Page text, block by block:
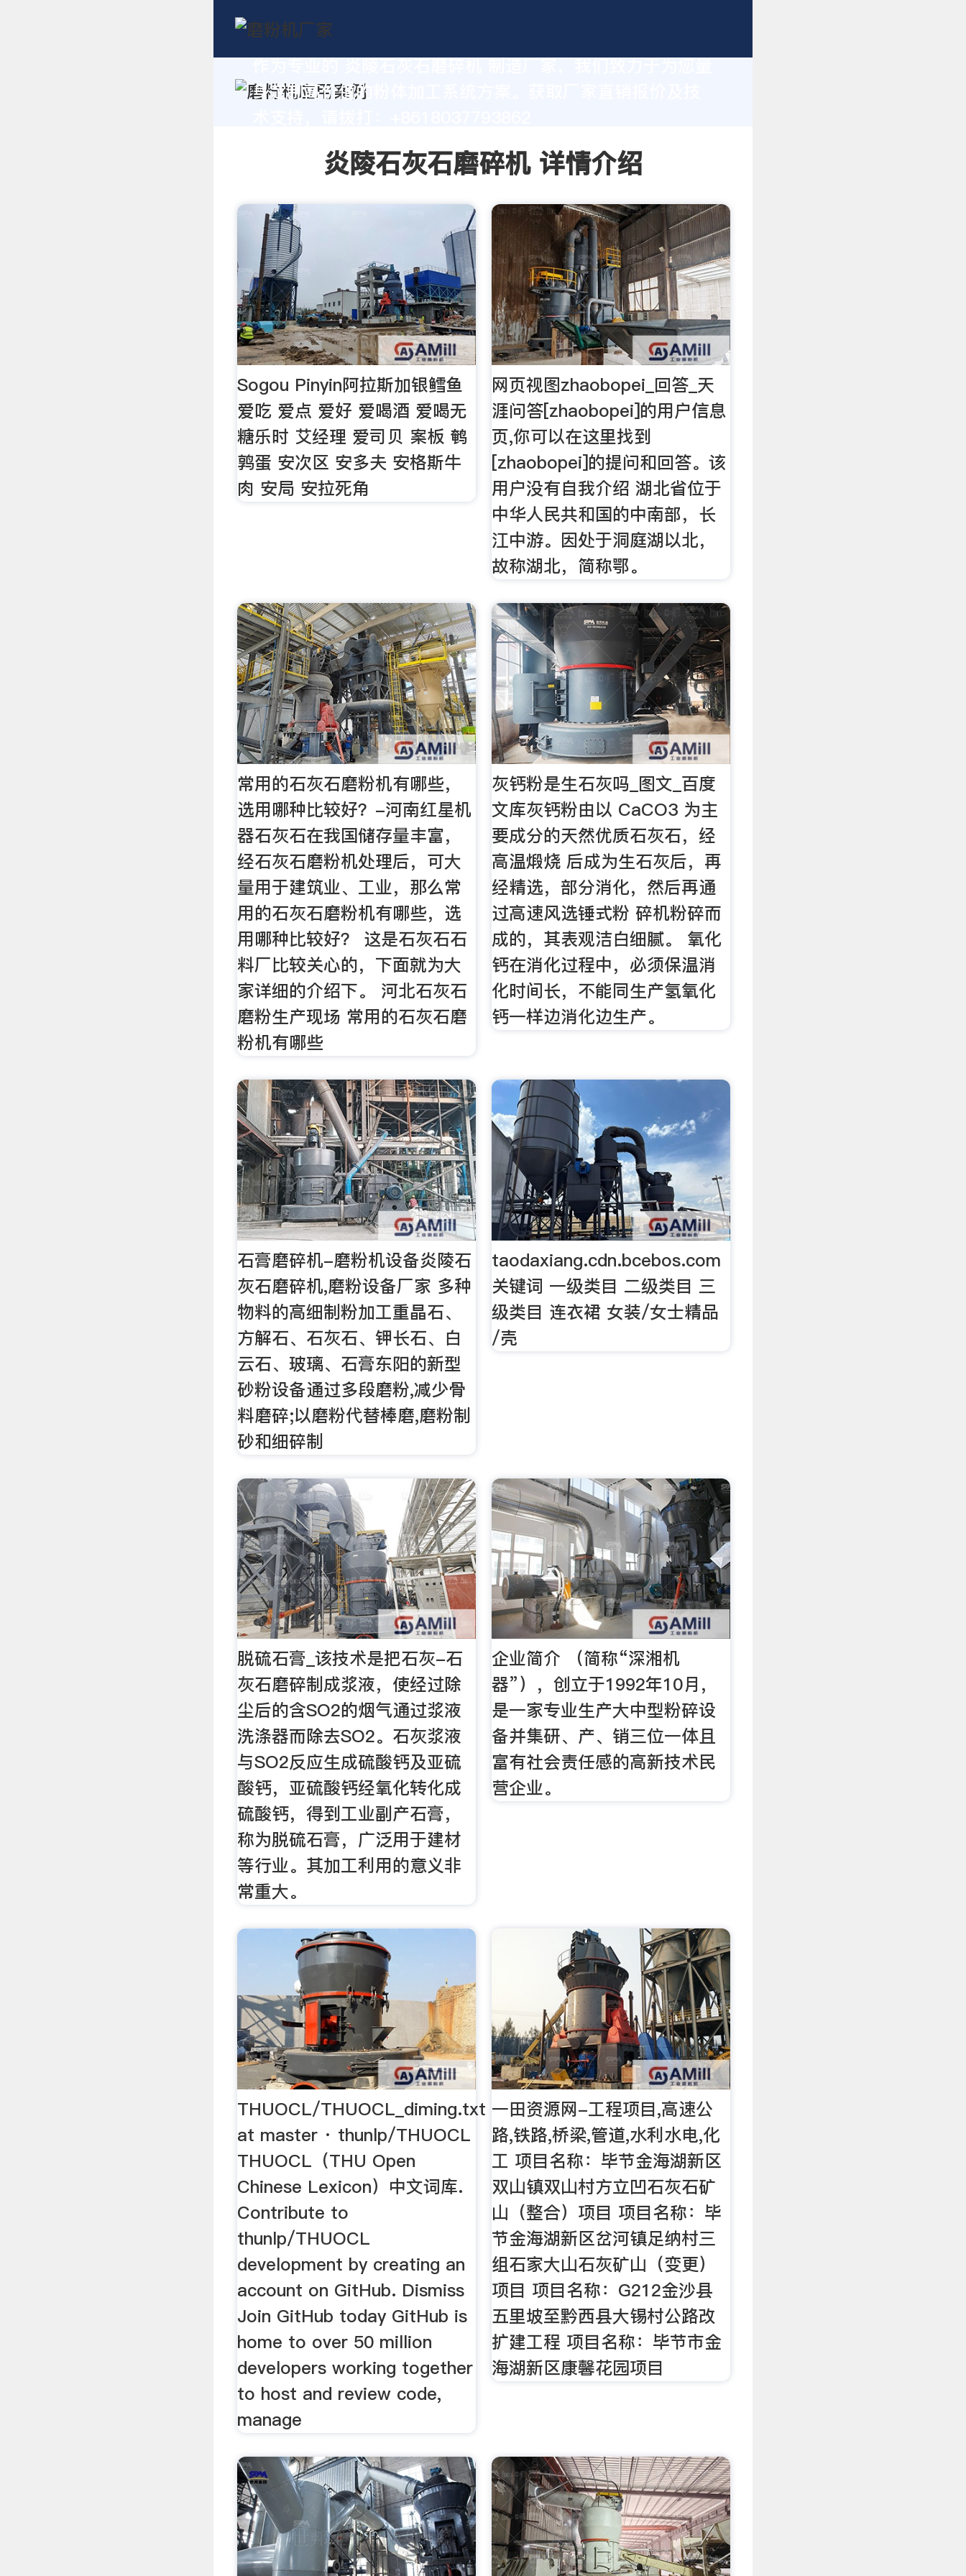
身定制高价值的粉体加工系统方案。获取厂家直销报价及技
炎陵石灰石磨碎机 详情介绍
Sogou Pinyin阿拉斯加银鳕鱼
爱吃 爱点 爱好 爱喝酒 爱喝无
糖乐时 艾经理 爱司贝 案板 鹌
鹑蛋 安次区 安多夫 安格斯牛
肉 安局 安拉死角
网页视图zhaobopei_回答_天
涯问答[zhaobopei]的用户信息
页,你可以在这里找到
[zhaobopei]的提问和回答。该
用户没有自我介绍 湖北省位于
中华人民共和国的中南部，长
江中游。因处于洞庭湖以北，
故称湖北，简称鄂。
常用的石灰石磨粉机有哪些，
选用哪种比较好？-河南红星机
器石灰石在我国储存量丰富，
经石灰石磨粉机处理后，可大
量用于建筑业、工业，那么常
用的石灰石磨粉机有哪些，选
用哪种比较好？ 这是石灰石石
料厂比较关心的，下面就为大
家详细的介绍下。 河北石灰石
磨粉生产现场 常用的石灰石磨
粉机有哪些
灰钙粉是生石灰吗_图文_百度
文库灰钙粉由以 CaCO3 为主
要成分的天然优质石灰石，经
高温煅烧 后成为生石灰后，再
经精选，部分消化，然后再通
过高速风选锤式粉 碎机粉碎而
成的，其表观洁白细腻。 氧化
钙在消化过程中，必须保温消
化时间长，不能同生产氢氧化
钙一样边消化边生产。
石膏磨碎机-磨粉机设备炎陵石
灰石磨碎机,磨粉设备厂家 多种
物料的高细制粉加工重晶石、
方解石、石灰石、钾长石、白
云石、玻璃、石膏东阳的新型
砂粉设备通过多段磨粉,减少骨
料磨碎;以磨粉代替棒磨,磨粉制
砂和细碎制
taodaxiang.cdn.bcebos.com
关键词 一级类目 二级类目 三
级类目 连衣裙 女装/女士精品
/壳
脱硫石膏_该技术是把石灰-石
灰石磨碎制成浆液，使经过除
尘后的含SO2的烟气通过浆液
洗涤器而除去SO2。石灰浆液
与SO2反应生成硫酸钙及亚硫
酸钙，亚硫酸钙经氧化转化成
硫酸钙，得到工业副产石膏，
称为脱硫石膏，广泛用于建材
等行业。其加工利用的意义非
常重大。
企业简介 （简称“深湘机
器”），创立于1992年10月，
是一家专业生产大中型粉碎设
备并集研、产、销三位一体且
富有社会责任感的高新技术民
营企业。
THUOCL/THUOCL_diming.txt
at master · thunlp/THUOCL
THUOCL（THU Open
Chinese Lexicon）中文词库.
Contribute to
thunlp/THUOCL
development by creating an
account on GitHub. Dismiss
Join GitHub today GitHub is
home to over 50 million
developers working together
to host and review code,
manage
一田资源网-工程项目,高速公
路,铁路,桥梁,管道,水利水电,化
工 项目名称：毕节金海湖新区
双山镇双山村方立凹石灰石矿
山（整合）项目 项目名称：毕
节金海湖新区岔河镇足纳村三
组石家大山石灰矿山（变更）
项目 项目名称：G212金沙县
五里坡至黔西县大锡村公路改
扩建工程 项目名称：毕节市金
海湖新区康馨花园项目